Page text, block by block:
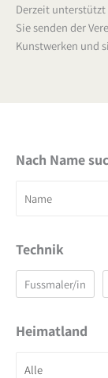
Derzeit unterstützt
Sie senden der
Kunstwerken und
Nach Name
Technik
Fussmaler/in
Heimatland